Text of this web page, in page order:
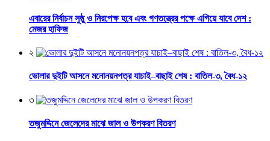
এবারের নির্বাচন সুষ্ঠু ও নিরপেক্ষ হবে এবং গণতন্ত্রের পক্ষে এগিয়ে যাবে দেশ :
মেজর হাফিজ
২
ভোলার দুইটি আসনে মনোনয়নপত্র যাচাই–বাছাই শেষ : বাতিল-৩, বৈধ-১২
৩
তজুমদ্দিনে জেলেদের মাঝে জাল ও উপকরণ বিতরণ